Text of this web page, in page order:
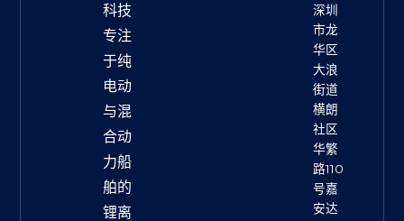
科技
专注
于纯
电动
与混
合动
力船
舶的
锂离
深圳
市龙
华区
大浪
街道
横朗
社区
华繁
路110
号嘉
安达